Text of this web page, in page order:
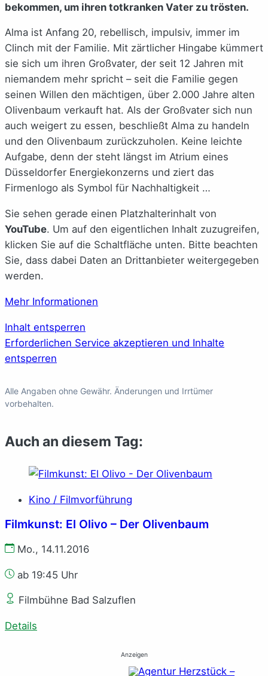
bekommen, um ihren totkranken Vater zu trösten.
Alma ist Anfang 20, rebellisch, impulsiv, immer im
Clinch mit der Familie. Mit zärtlicher Hingabe kümmert
sie sich um ihren Großvater, der seit 12 Jahren mit
niemandem mehr spricht – seit die Familie gegen
seinen Willen den mächtigen, über 2.000 Jahre alten
Olivenbaum verkauft hat. Als der Großvater sich nun
auch weigert zu essen, beschließt Alma zu handeln
und den Olivenbaum zurückzuholen. Keine leichte
Aufgabe, denn der steht längst im Atrium eines
Düsseldorfer Energiekonzerns und ziert das
Firmenlogo als Symbol für Nachhaltigkeit …
Sie sehen gerade einen Platzhalterinhalt von
YouTube. Um auf den eigentlichen Inhalt zuzugreifen,
klicken Sie auf die Schaltfläche unten. Bitte beachten
Sie, dass dabei Daten an Drittanbieter weitergegeben
werden.
Mehr Informationen
Inhalt entsperren
Erforderlichen Service akzeptieren und Inhalte
entsperren
Alle Angaben ohne Gewähr. Änderungen und Irrtümer
vorbehalten.
Auch an diesem Tag:
Kino / Filmvorführung
Filmkunst: El Olivo – Der Olivenbaum
Mo., 14.11.2016
ab 19:45 Uhr
Filmbühne Bad Salzuflen
Details
Anzeigen